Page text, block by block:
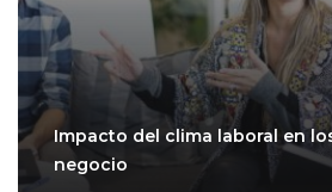
Impacto del clima laboral en
negocio